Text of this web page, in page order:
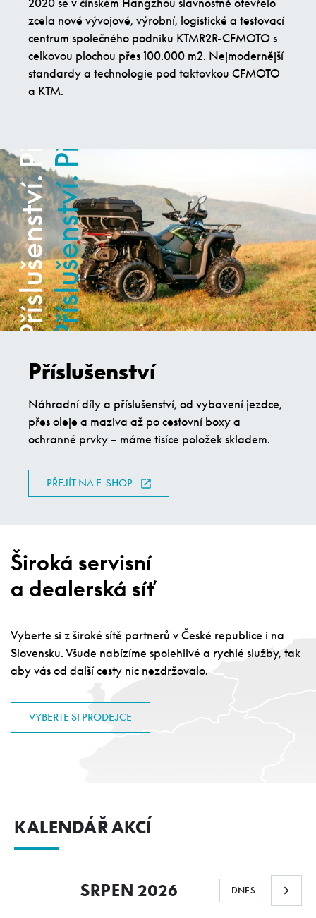
zcela nové vývojové, výrobní, logistické a testovací
centrum společného podniku KTMR2R-CFMOTO s
celkovou plochou přes 100.000 m2. Nejmodernější
standardy a technologie pod taktovkou CFMOTO
a KTM.
Příslušenství. Příslušenství.Příslušenství. Příslušenství.
Příslušenství
Náhradní díly a příslušenství, od vybavení jezdce,
přes oleje a maziva až po cestovní boxy a
ochranné prvky – máme tisíce položek skladem.
PŘEJÍT NA E-SHOP
Široká servisní
a dealerská síť
Vyberte si z široké sítě partnerů v České republice i na
Slovensku. Všude nabízíme spolehlivé a rychlé služby, tak
aby vás od další cesty nic nezdržovalo.
VYBERTE SI PRODEJCE
KALENDÁŘ AKCÍ
SRPEN 2026 DNES